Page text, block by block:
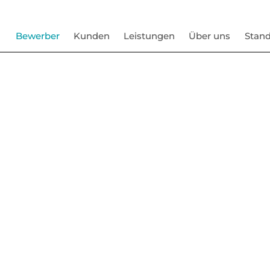
Bewerber Kunden Leistungen Über uns